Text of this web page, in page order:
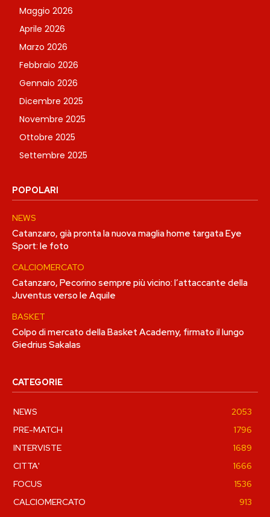
Maggio 2026
Aprile 2026
Marzo 2026
Febbraio 2026
Gennaio 2026
Dicembre 2025
Novembre 2025
Ottobre 2025
Settembre 2025
POPOLARI
NEWS
Catanzaro, già pronta la nuova maglia home targata Eye
Sport: le foto
CALCIOMERCATO
Catanzaro, Pecorino sempre più vicino: l’attaccante della
Juventus verso le Aquile
BASKET
Colpo di mercato della Basket Academy, firmato il lungo
Giedrius Sakalas
CATEGORIE
NEWS
2053
PRE-MATCH
1796
INTERVISTE
1689
CITTA'
1666
FOCUS
1536
CALCIOMERCATO
913